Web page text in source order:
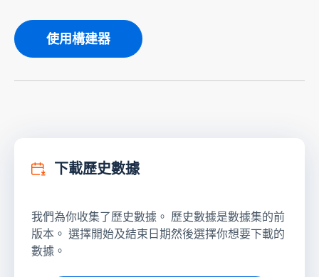
使用構建器
下載歷史數據
我們為你收集了歷史數據。 歷史數據是數據集的前
版本。 選擇開始及結束日期然後選擇你想要下載的
數據。